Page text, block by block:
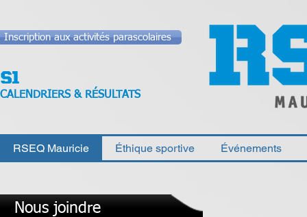
Inscription aux activités parascolaires
CALENDRIERS & RÉSULTATS
Nous joindre
RSEQ Mauricie Éthique sportive Événements